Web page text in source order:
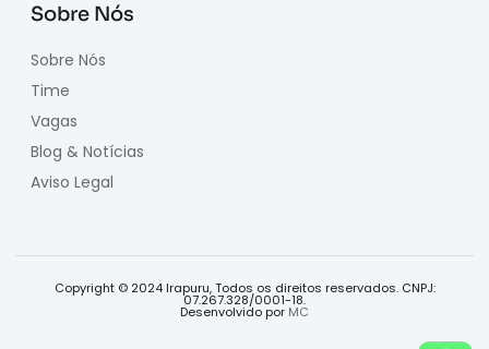
Sobre Nós
Sobre Nós
Time
Vagas
Blog & Notícias
Aviso Legal
Copyright © 2024 Irapuru, Todos os direitos reservados. CNPJ:
07.267.328/0001-18.
Desenvolvido por MC